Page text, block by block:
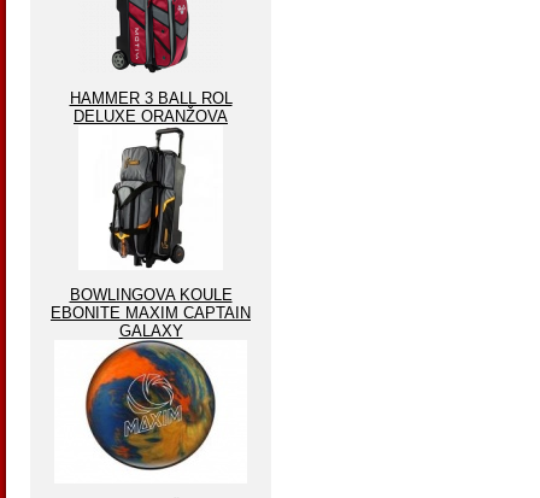
HAMMER 3 BALL ROL
DELUXE ORANŽOVA
BOWLINGOVA KOULE
EBONITE MAXIM CAPTAIN
GALAXY